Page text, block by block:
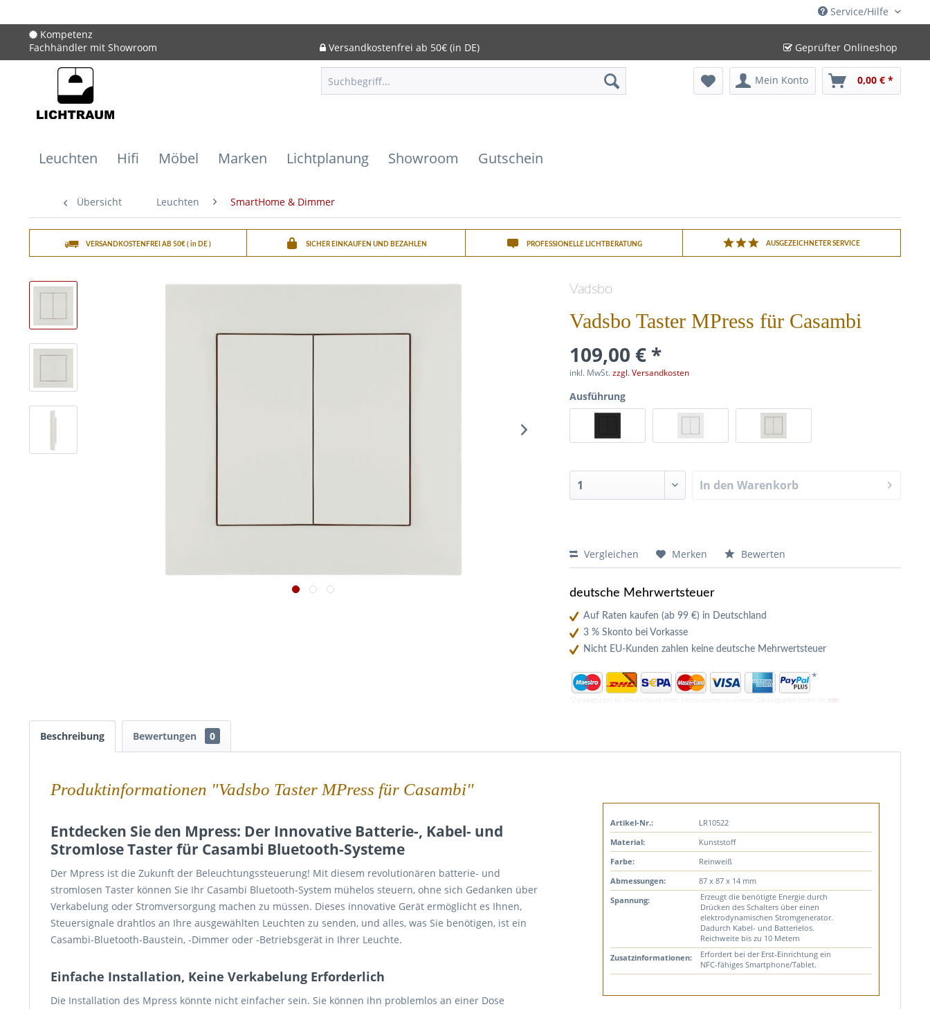
Service/Hilfe
Kompetenz
Fachhändler mit Showroom
Versandkostenfrei ab 50€ (in DE) Geprüfter Onlineshop
Mein Konto 0,00 € *
Leuchten Hifi Möbel Marken Lichtplanung Showroom Gutschein
Übersicht Leuchten SmartHome & Dimmer
VERSANDKOSTENFREI AB 50€ ( in DE ) SICHER EINKAUFEN UND BEZAHLEN PROFESSIONELLE LICHTBERATUNG AUSGEZEICHNETER SERVICE
Vadsbo
Vadsbo Taster MPress für Casambi
109,00 € *
inkl. MwSt.zzgl. Versandkosten
Ausführung
In den Warenkorb
Vergleichen Merken Bewerten
deutsche Mehrwertsteuer
Auf Raten kaufen (ab 99 €) in Deutschland
3 % Skonto bei Vorkasse
Nicht EU-Kunden zahlen keine deutsche Mehrwertsteuer
*
*Zahlungsarten für Deutschland. Mehr Informationen zu unseren Zahlungsarten finden Sie hier
Beschreibung Bewertungen 0
Produktinformationen "Vadsbo Taster MPress für Casambi"
Entdecken Sie den Mpress: Der Innovative Batterie-, Kabel- und
Stromlose Taster für Casambi Bluetooth-Systeme
Der Mpress ist die Zukunft der Beleuchtungssteuerung! Mit diesem revolutionären batterie- und
stromlosen Taster können Sie Ihr Casambi Bluetooth-System mühelos steuern, ohne sich Gedanken über
Verkabelung oder Stromversorgung machen zu müssen. Dieses innovative Gerät ermöglicht es Ihnen,
Steuersignale drahtlos an Ihre ausgewählten Leuchten zu senden, und alles, was Sie benötigen, ist ein
Casambi-Bluetooth-Baustein, -Dimmer oder -Betriebsgerät in Ihrer Leuchte.
Einfache Installation, Keine Verkabelung Erforderlich
Die Installation des Mpress könnte nicht einfacher sein. Sie können ihn problemlos an einer Dose
Artikel-Nr.:
LR10522
Material:
Kunststoff
Farbe:
Reinweiß
Abmessungen:
87 x 87 x 14 mm
Spannung:
Erzeugt die benötigte Energie durch
Drücken des Schalters über einen
elektrodynamischen Stromgenerator.
Dadurch Kabel- und Batterielos.
Reichweite bis zu 10 Metern
Zusatzinformationen:
Erfordert bei der Erst-Einrichtung ein
NFC-fähiges Smartphone/Tablet.